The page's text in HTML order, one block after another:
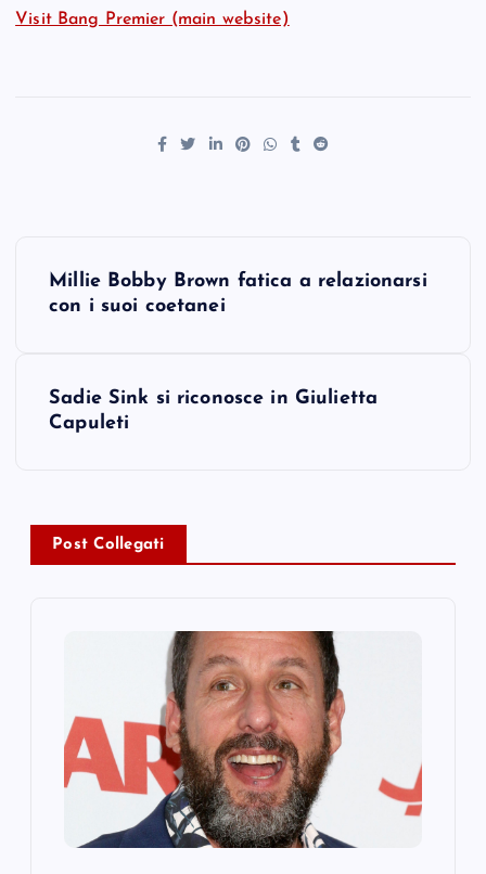
Visit Bang Premier (main website)
a
v
Millie Bobby Brown fatica a relazionarsi
con i suoi coetanei
Sadie Sink si riconosce in Giulietta
Capuleti
Post Collegati